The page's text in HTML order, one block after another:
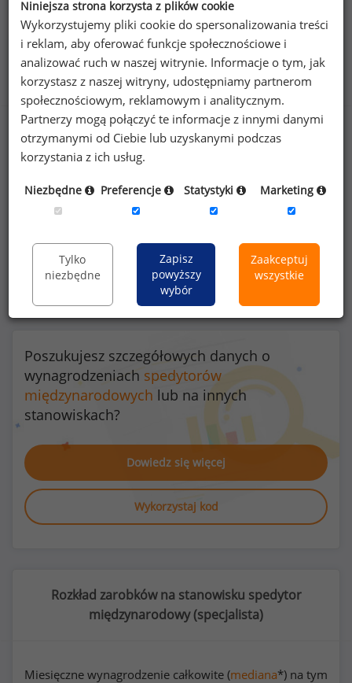
Benefity na stanowisku spedytor międzynarodowy
(specjalista)
33 %
możliwość pracy zdalnej
Poszukujesz szczegółowych danych o
wynagrodzeniach spedytorów
międzynarodowych lub na innych
stanowiskach?
Dowiedz się więcej
Wykorzystaj kod
Rozkład zarobków na stanowisku spedytor
międzynarodowy (specjalista)
Miesięczne wynagrodzenie całkowite (mediana*) na tym
Niniejsza strona korzysta z plików cookie
Wykorzystujemy pliki cookie do spersonalizowania treści
i reklam, aby oferować funkcje społecznościowe i
analizować ruch w naszej witrynie. Informacje o tym, jak
korzystasz z naszej witryny, udostępniamy partnerom
społecznościowym, reklamowym i analitycznym.
Partnerzy mogą połączyć te informacje z innymi danymi
otrzymanymi od Ciebie lub uzyskanymi podczas
korzystania z ich usług.
Niezbędne Preferencje Statystyki Marketing
Tylko
niezbędne
Zapisz
powyższy
wybór
Zaakceptuj
wszystkie